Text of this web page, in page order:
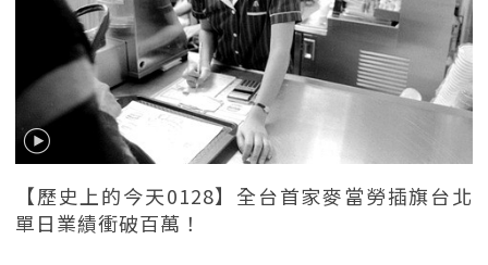
【歷史上的今天0128】全台首家麥當勞插旗台北
單日業績衝破百萬！